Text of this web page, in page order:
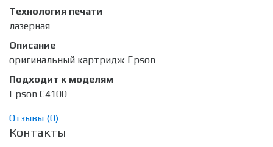
Технология печати
лазерная
Описание
оригинальный картридж Epson
Подходит к моделям
Epson C4100
Отзывы (0)
Контакты